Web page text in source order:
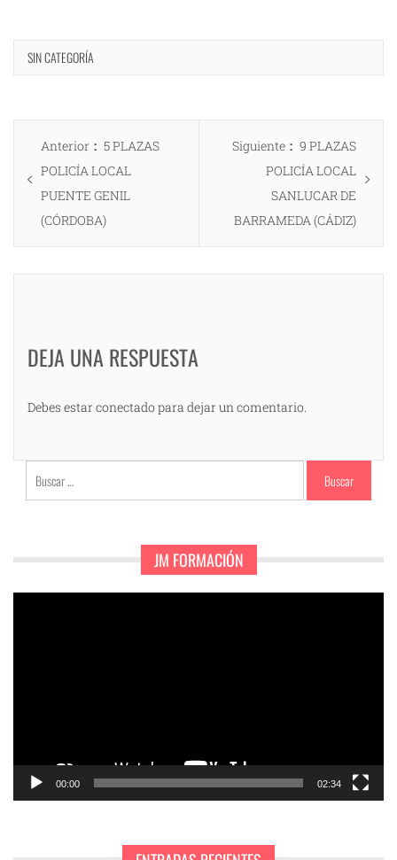
SIN CATEGORÍA
Navegación
entradas
Anterior
Entrada
anterior:
5 PLAZAS
POLICÍA LOCAL
PUENTE GENIL
(CÓRDOBA)
Siguiente
Entrada
siguiente:
9 PLAZAS
POLICÍA LOCAL
SANLUCAR DE
BARRAMEDA (CÁDIZ)
DEJA UNA RESPUESTA
Debes estar conectado para dejar un comentario.
Buscar:
JM FORMACIÓN
00:00 02:34